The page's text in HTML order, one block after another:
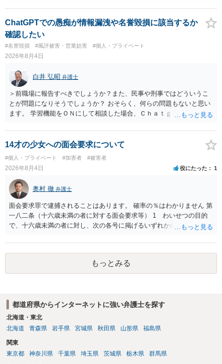
いでしょう。７月中にアカウントが削除されている場合、今から進め
ても失敗する可能性が高いように思われます。 相手を特定できた場
合、相手に全ての弁護士費用を負担させることは可能でしょうか？ →
訴訟外の交渉で相手方が認めれば負担させることができるでしょう。
訴訟で判決となった場合は、実際の弁護士費用が認められる場合と認
められない場合があり何ともいえないところでしょう。
ChatGPTでの愚痴が情報漏洩や名誉毀損に該当するか
確認したい
#名誉毀損 #風評被害・営業妨害 #個人・プライベート
2026年8月4日
白井 弘昭 弁護士
＞前職場に報告すべきでしょうか？また、民事や刑事ではどういうこ
とが問題になりそうでしょうか？ おそらく、何らの問題もないと思い
ます。 学習機能をＯＮにして相談した場合、Ｃｈａｔｇｐｔがｏｐｅ
する可能性がありますが、個人名や会社名を特定していない限り、一
般論として抽象化されて回答に織り込まれる可能性が生じるにすぎま
せんので、その情報自体が、秘密情報に当たるとは思えませんし、名
誉棄損として、個人や会社に対する誹謗中傷の不特定多数への公開に
当たるとも思われません。 もちろん、誰がその内容をｃｈａｔｇｐｔ
に入力したかも第三者にしられることはないので、個人や会社の特定
をせずに書き込んだことで（おそらく特定して書き込んだとして
も）、相談者さんが刑事民事の責任に問われることはないでしょう。
私見ながらご参考まで。
14才の少女への面会要求について
#個人・プライベート #加害者 #被害者
2026年8月4日 役にたった 1
奥村 徹 弁護士
面会要求罪で逮捕されることはあります。 確率の％はわかりません 第
一八二条（十六歳未満の者に対する面会要求等） 1 わいせつの目的
で、十六歳未満の者に対し、次の各号に掲げるいずれかの行為をした
が生まれた日より五年以上前の日に生まれた者に限る。）は、一年以
下の拘禁刑又は五十万円以下の罰金に処する。 一 威迫し、偽計を用
い又は誘惑して面会を要求すること。 二 拒まれたにもかかわらず、
反復して面会を要求すること。 三 金銭その他の利益を供与し、又は
二年以下の拘禁刑又は百万円以下の罰金に処する。
もっとみる
都道府県からインターネットに強い弁護士を探す
北海道・東北
北海道
青森県 岩手県 宮城県 秋田県 山形県 福島県
関東
東京都
神奈川県 千葉県 埼玉県 茨城県 栃木県 群馬県